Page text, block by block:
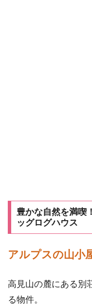
豊かな自然を満喫
ッグログハウス
アルプスの山小
高見山の麓にある別
る物件。